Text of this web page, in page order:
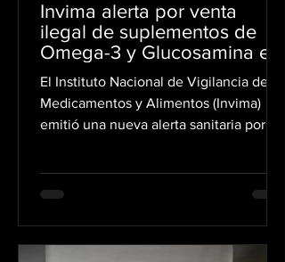
Invima alerta por venta
ilegal de suplementos de
Omega-3 y Glucosamina en
Colombia
El Instituto Nacional de Vigilancia de
Medicamentos y Alimentos (Invima)
emitió una nueva alerta sanitaria por la
principalmente a través de internet,
comercio electrónico y cadenas de
mensajería. La autoridad advirtió que